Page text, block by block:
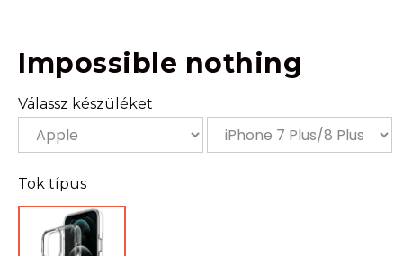
Impossible nothing
Válassz készüléket
Tok típus